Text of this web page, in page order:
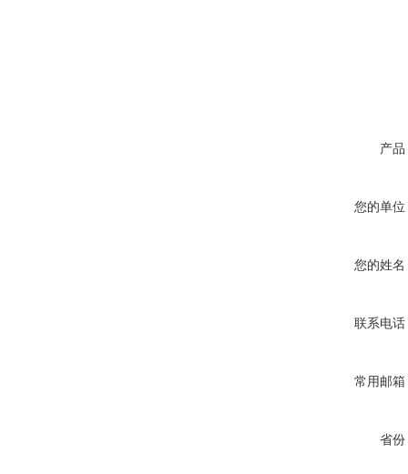
产品
您的单位
您的姓名
联系电话
常用邮箱
省份